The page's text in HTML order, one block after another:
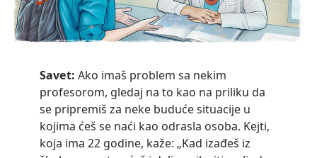
Savet: Ako imaš problem sa nekim
profesorom, gledaj na to kao na priliku da
se pripremiš za neke buduće situacije u
kojima ćeš se naći kao odrasla osoba. Kejti,
koja ima 22 godine, kaže: „Kad izađeš iz